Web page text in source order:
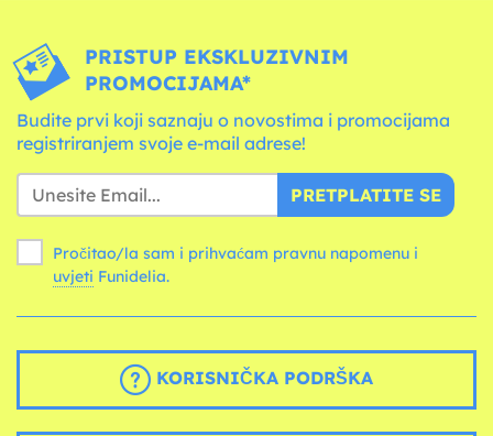
PRISTUP EKSKLUZIVNIM
PROMOCIJAMA*
Budite prvi koji saznaju o novostima i promocijama
registriranjem svoje e-mail adrese!
PRETPLATITE SE
Pročitao/la sam i prihvaćam pravnu napomenu i
uvjeti Funidelia.
KORISNIČKA PODRŠKA